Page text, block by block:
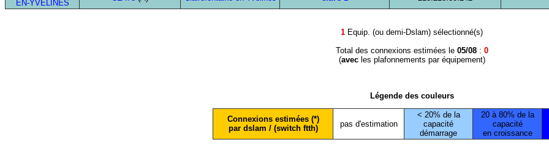
EN-YVELINES
1 Equip. (ou demi-Dslam) sélectionné(s)
Total des connexions estimées le 05/08: 0
(avecles plafonnements par équipement)
Légende des couleurs
Connexions estimées (*)
par dslam / (switch ftth)
pas d'estimation
< 20% de la
capacité
démarrage
20 à 80% de la
capacité
en croissance